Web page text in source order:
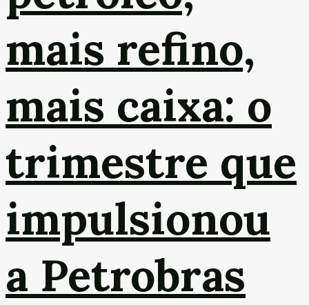
mais refino,
mais caixa: o
trimestre que
impulsionou
a Petrobras